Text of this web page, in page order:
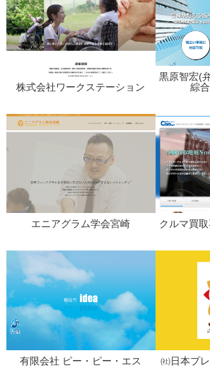
株式会社ワークステーション
黒原智宏(
綜
エニアグラム学会宮崎 クルマ買
有限会社 ピー・ピー・エス ㈳日本プ